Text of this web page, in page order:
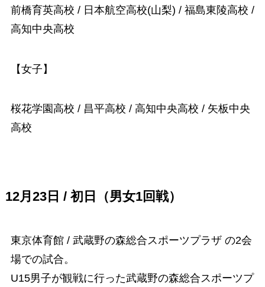
前橋育英高校 / 日本航空高校(山梨) / 福島東陵高校 /
高知中央高校
【女子】
桜花学園高校 / 昌平高校 / 高知中央高校 / 矢板中央
高校
12月23日 / 初日（男女1回戦）
東京体育館 / 武蔵野の森総合スポーツプラザ の2会
場での試合。
U15男子が観戦に行った武蔵野の森総合スポーツプ